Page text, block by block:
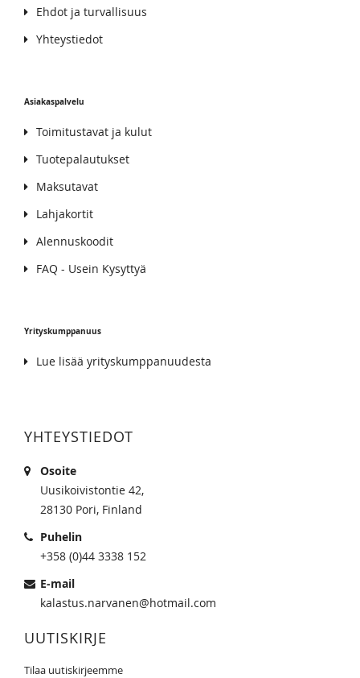
Ehdot ja turvallisuus
Yhteystiedot
Asiakaspalvelu
Toimitustavat ja kulut
Tuotepalautukset
Maksutavat
Lahjakortit
Alennuskoodit
FAQ - Usein Kysyttyä
Yrityskumppanuus
Lue lisää yrityskumppanuudesta
YHTEYSTIEDOT
Osoite
Uusikoivistontie 42,
28130 Pori, Finland
Puhelin
+358 (0)44 3338 152
E-mail
kalastus.narvanen@hotmail.com
UUTISKIRJE
Tilaa uutiskirjeemme